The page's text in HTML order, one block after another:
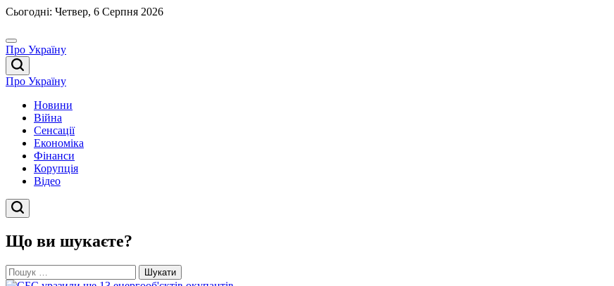
Перейти
вмісту
Сьогодні: Четвер, 6 Серпня 2026
Про Україну
Про Україну
Новини
Війна
Сенсації
Економіка
Фінанси
Корупція
Відео
Що ви шукаєте?
Пошук: